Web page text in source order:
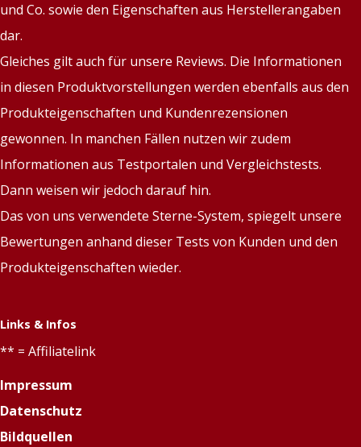
und Co. sowie den Eigenschaften aus Herstellerangaben
dar.
Gleiches gilt auch für unsere Reviews. Die Informationen
in diesen Produktvorstellungen werden ebenfalls aus den
Produkteigenschaften und Kundenrezensionen
gewonnen. In manchen Fällen nutzen wir zudem
Informationen aus Testportalen und Vergleichstests.
Dann weisen wir jedoch darauf hin.
Das von uns verwendete Sterne-System, spiegelt unsere
Bewertungen anhand dieser Tests von Kunden und den
Produkteigenschaften wieder.
Links & Infos
** = Affiliatelink
Impressum
Datenschutz
Bildquellen